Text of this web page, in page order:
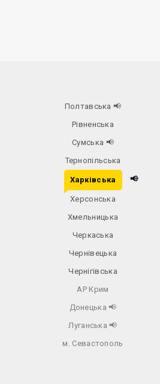
Полтавська 📢
Рівненська
Сумська 📢
Тернопільська
Харківська 📢
Херсонська
Хмельницька
Черкаська
Чернівецька
Чернігівська
АР Крим
Донецька 📢
Луганська 📢
м. Севастополь